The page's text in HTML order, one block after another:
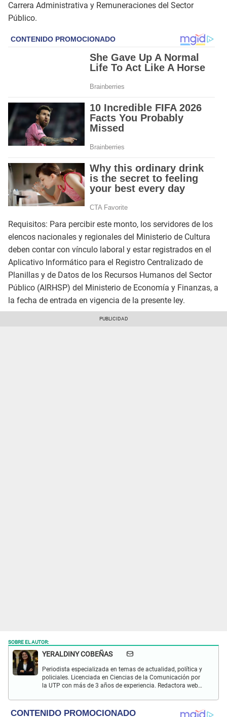
Carrera Administrativa y Remuneraciones del Sector
Público.
Requisitos: Para percibir este monto, los servidores de los
elencos nacionales y regionales del Ministerio de Cultura
deben contar con vínculo laboral y estar registrados en el
Aplicativo Informático para el Registro Centralizado de
Planillas y de Datos de los Recursos Humanos del Sector
Público (AIRHSP) del Ministerio de Economía y Finanzas, a
la fecha de entrada en vigencia de la presente ley.
SOBRE EL AUTOR:
YERALDINY COBEÑAS
Periodista especializada en temas de actualidad, política y
policiales. Licenciada en Ciencias de la Comunicación por
la UTP con más de 3 años de experiencia. Redactora web
en temas relacionados con misterios, películas y series
policiales.